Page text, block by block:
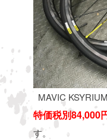
MAVIC
特価税別84,000
す。